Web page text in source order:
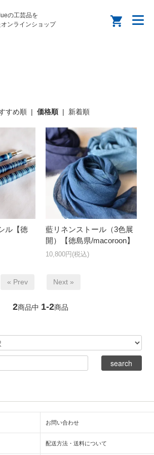
の工芸品を
ンラインショップ
すめ順 | 価格順 | 新着順
ル【徳
藍リネンストール（3色展
開）【徳島県/macoroon】
10,800円(税込)
« Prev Next »
2商品中 1-2商品
お問い合わせ
配送方法・送料について